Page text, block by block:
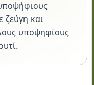
ζεύγη και
υποψηφίους